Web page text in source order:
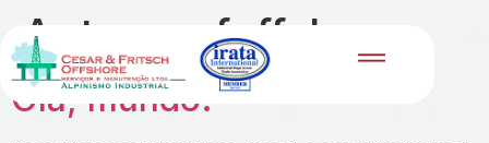
Autor: cefoffshore
Olá, mundo!